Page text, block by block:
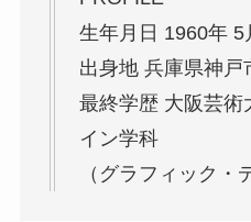
生年月日 1960年 5
出身地 兵庫県神戸
最終学歴 大阪芸
イン学科
（グラフィック・